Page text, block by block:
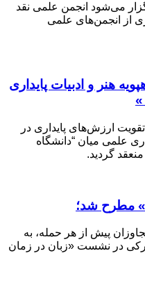
می‌شود انجمن علمی نقد
از انجمن‏‌های علمی
هنر و ادبیات پایداری
»
ارزش‌های پایداری در
علمی میان “دانشگاه
گردید.
مطرح شد؛
پیش از هر حمله، به
در نشست «زبان در زمان